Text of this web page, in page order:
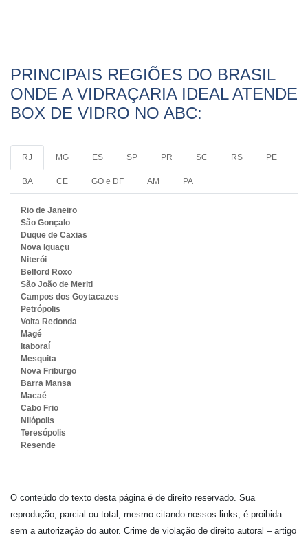
PRINCIPAIS REGIÕES DO BRASIL
ONDE A VIDRAÇARIA IDEAL ATENDE
BOX DE VIDRO NO ABC:
RJ MG ES SP PR SC RS PE
BA CE GO e DF AM PA
Rio de Janeiro
São Gonçalo
Duque de Caxias
Nova Iguaçu
Niterói
Belford Roxo
São João de Meriti
Campos dos Goytacazes
Petrópolis
Volta Redonda
Magé
Itaboraí
Mesquita
Nova Friburgo
Barra Mansa
Macaé
Cabo Frio
Nilópolis
Teresópolis
Resende
O conteúdo do texto desta página é de direito reservado. Sua
reprodução, parcial ou total, mesmo citando nossos links, é proibida
sem a autorização do autor. Crime de violação de direito autoral – artigo